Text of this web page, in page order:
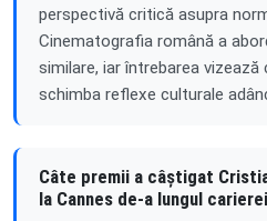
perspectivă critică asupra
Cinematografia română a
similare, iar întrebarea
schimba reflexe culturale
Câte premii a câștigat
la Cannes de-a lungul